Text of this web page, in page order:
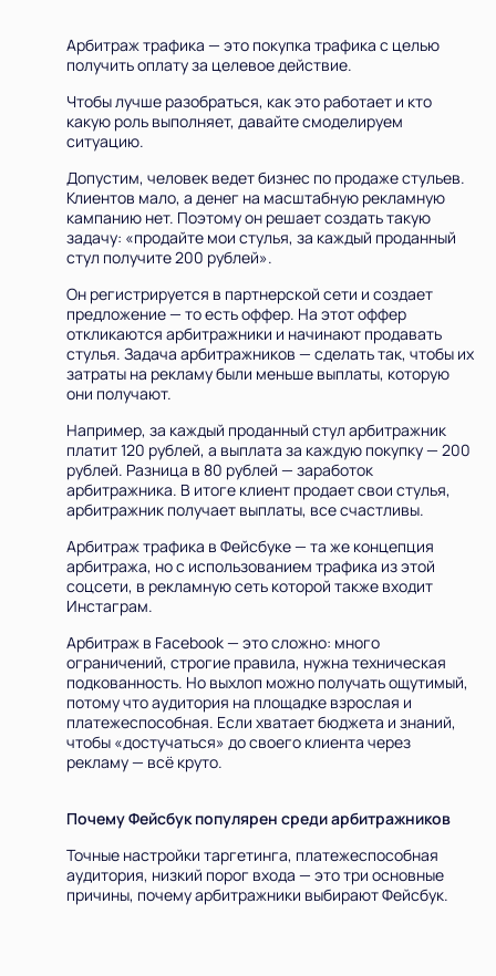
Арбитраж трафика — это покупка трафика с целью
получить оплату за целевое действие.
Чтобы лучше разобраться, как это работает и кто
какую роль выполняет, давайте смоделируем
ситуацию.
Допустим, человек ведет бизнес по продаже стульев.
Клиентов мало, а денег на масштабную рекламную
кампанию нет. Поэтому он решает создать такую
задачу: «продайте мои стулья, за каждый проданный
стул получите 200 рублей».
Он регистрируется в партнерской сети и создает
предложение — то есть оффер. На этот оффер
откликаются арбитражники и начинают продавать
стулья. Задача арбитражников — сделать так, чтобы их
затраты на рекламу были меньше выплаты, которую
они получают.
Например, за каждый проданный стул арбитражник
платит 120 рублей, а выплата за каждую покупку — 200
рублей. Разница в 80 рублей — заработок
арбитражника. В итоге клиент продает свои стулья,
арбитражник получает выплаты, все счастливы.
Арбитраж трафика в Фейсбуке — та же концепция
арбитража, но с использованием трафика из этой
соцсети, в рекламную сеть которой также входит
Инстаграм.
Арбитраж в Facebook — это сложно: много
ограничений, строгие правила, нужна техническая
подкованность. Но выхлоп можно получать ощутимый,
потому что аудитория на площадке взрослая и
платежеспособная. Если хватает бюджета и знаний,
чтобы «достучаться» до своего клиента через
рекламу — всё круто.
Почему Фейсбук популярен среди арбитражников
Точные настройки таргетинга, платежеспособная
аудитория, низкий порог входа — это три основные
причины, почему арбитражники выбирают Фейсбук.